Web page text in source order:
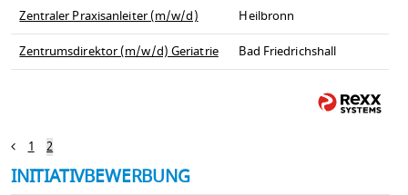
Zentraler Praxisanleiter (m/w/d)
Heilbronn
Zentrumsdirektor (m/w/d) Geriatrie
Bad Friedrichshall
1 2
INITIATIVBEWERBUNG